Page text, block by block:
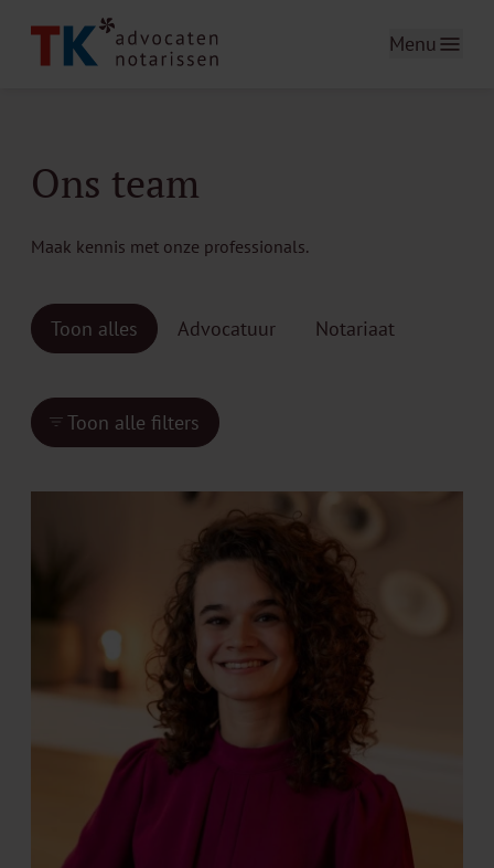
Menu
Ons team
Maak kennis met onze professionals.
Toon alles Advocatuur Notariaat
Toon alle filters